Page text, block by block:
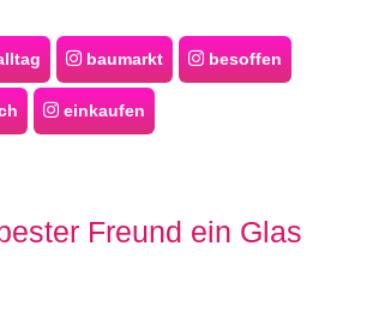
baumarkt besoffen
einkaufen
Freund ein Glas